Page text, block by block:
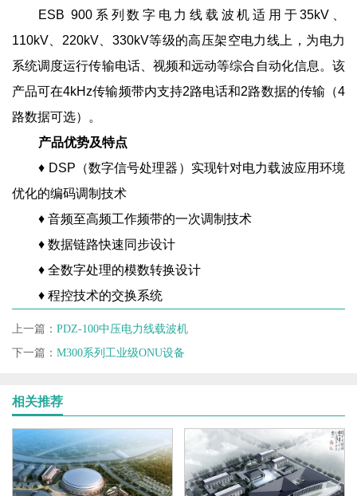
ESB 900系列数字电力线载波机适用于35kV、
110kV、220kV、330kV等级的高压架空电力线上，为电力
系统调度运行传输电话、视频和远动等综合自动化信息。该
产品可在4kHz传输频带内支持2路电话和2路数据的传输（4
路数据可选）。
产品优势及特点
♦ DSP（数字信号处理器）实现针对电力载波应用环境
优化的编码调制技术
♦ 音频至高频工作频带的一次调制技术
♦ 数据链路快速同步设计
♦ 全数字处理的模数转换设计
♦ 程控技术的交换系统
上一篇： PDZ-100中压电力线载波机
下一篇： M300系列工业级ONU设备
相关推荐